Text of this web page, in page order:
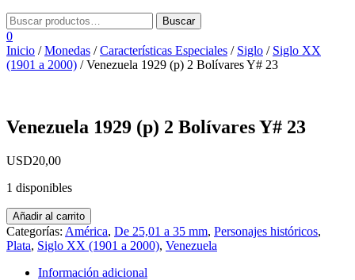
0
Inicio /Monedas /Características Especiales / Siglo / Siglo XX
(1901 a 2000) / Venezuela 1929 (p) 2 Bolívares Y# 23
Venezuela 1929 (p) 2 Bolívares Y# 23
USD20,00
1 disponibles
Venezuela
1929
(p)
Bolívares
Añadir al carrito
Categorías: América, De 25,01 a 35 mm, Personajes históricos,
Plata, Siglo XX (1901 a 2000), Venezuela
Información adicional